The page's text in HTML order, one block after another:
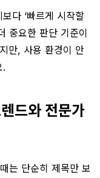
다 ‘빠르게 시작할
중요한 판단 기준이
만, 사용 환경이 안
.
드와 전문가
는 단순히 제목만 보